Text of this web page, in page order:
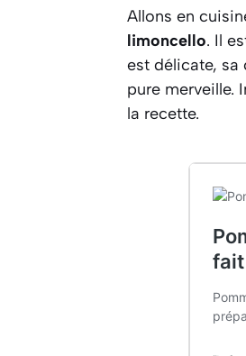
Allons en
limoncello. Il
est délicate, sa
pure merveille.
la recette.